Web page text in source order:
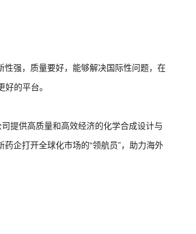
强，质量要好，能够解决国际性问题，在
的平台。
提供高质量和高效经济的化学合成设计与
企打开全球化市场的“领航员”，助力海外